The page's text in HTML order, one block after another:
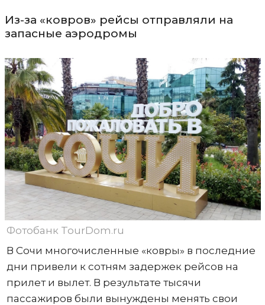
Из-за «ковров» рейсы отправляли на
запасные аэродромы
Фотобанк TourDom.ru
В Сочи многочисленные «ковры» в последние
дни привели к сотням задержек рейсов на
прилет и вылет. В результате тысячи
пассажиров были вынуждены менять свои